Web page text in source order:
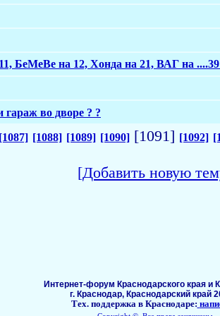
БеМеВе на 12, Хонда на 21, ВАГ на
гараж во дворе ? ?
[1088] [1089] [1090] [1091] [1092]
[Добавить новую
Интернет-форум Краснодарского края и
г. Краснодар, Краснодарский край
Тех. поддержка в Краснодаре: